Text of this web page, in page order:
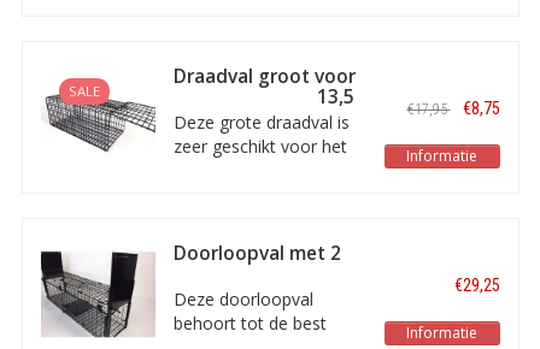
van de val bedragen 16
x 10 x 8 cm.
SALE
Draadval groot voor
ratten 32 x 15 x 13,5
cm
Deze grote draadval is
zeer geschikt voor het
bedragen 32 x 15 x 13,5
cm.
€17,95 €8,75
Informatie
Doorloopval met 2
ingangen
60x18x20cm
Deze doorloopval
behoort tot de best
€29,25
Informatie